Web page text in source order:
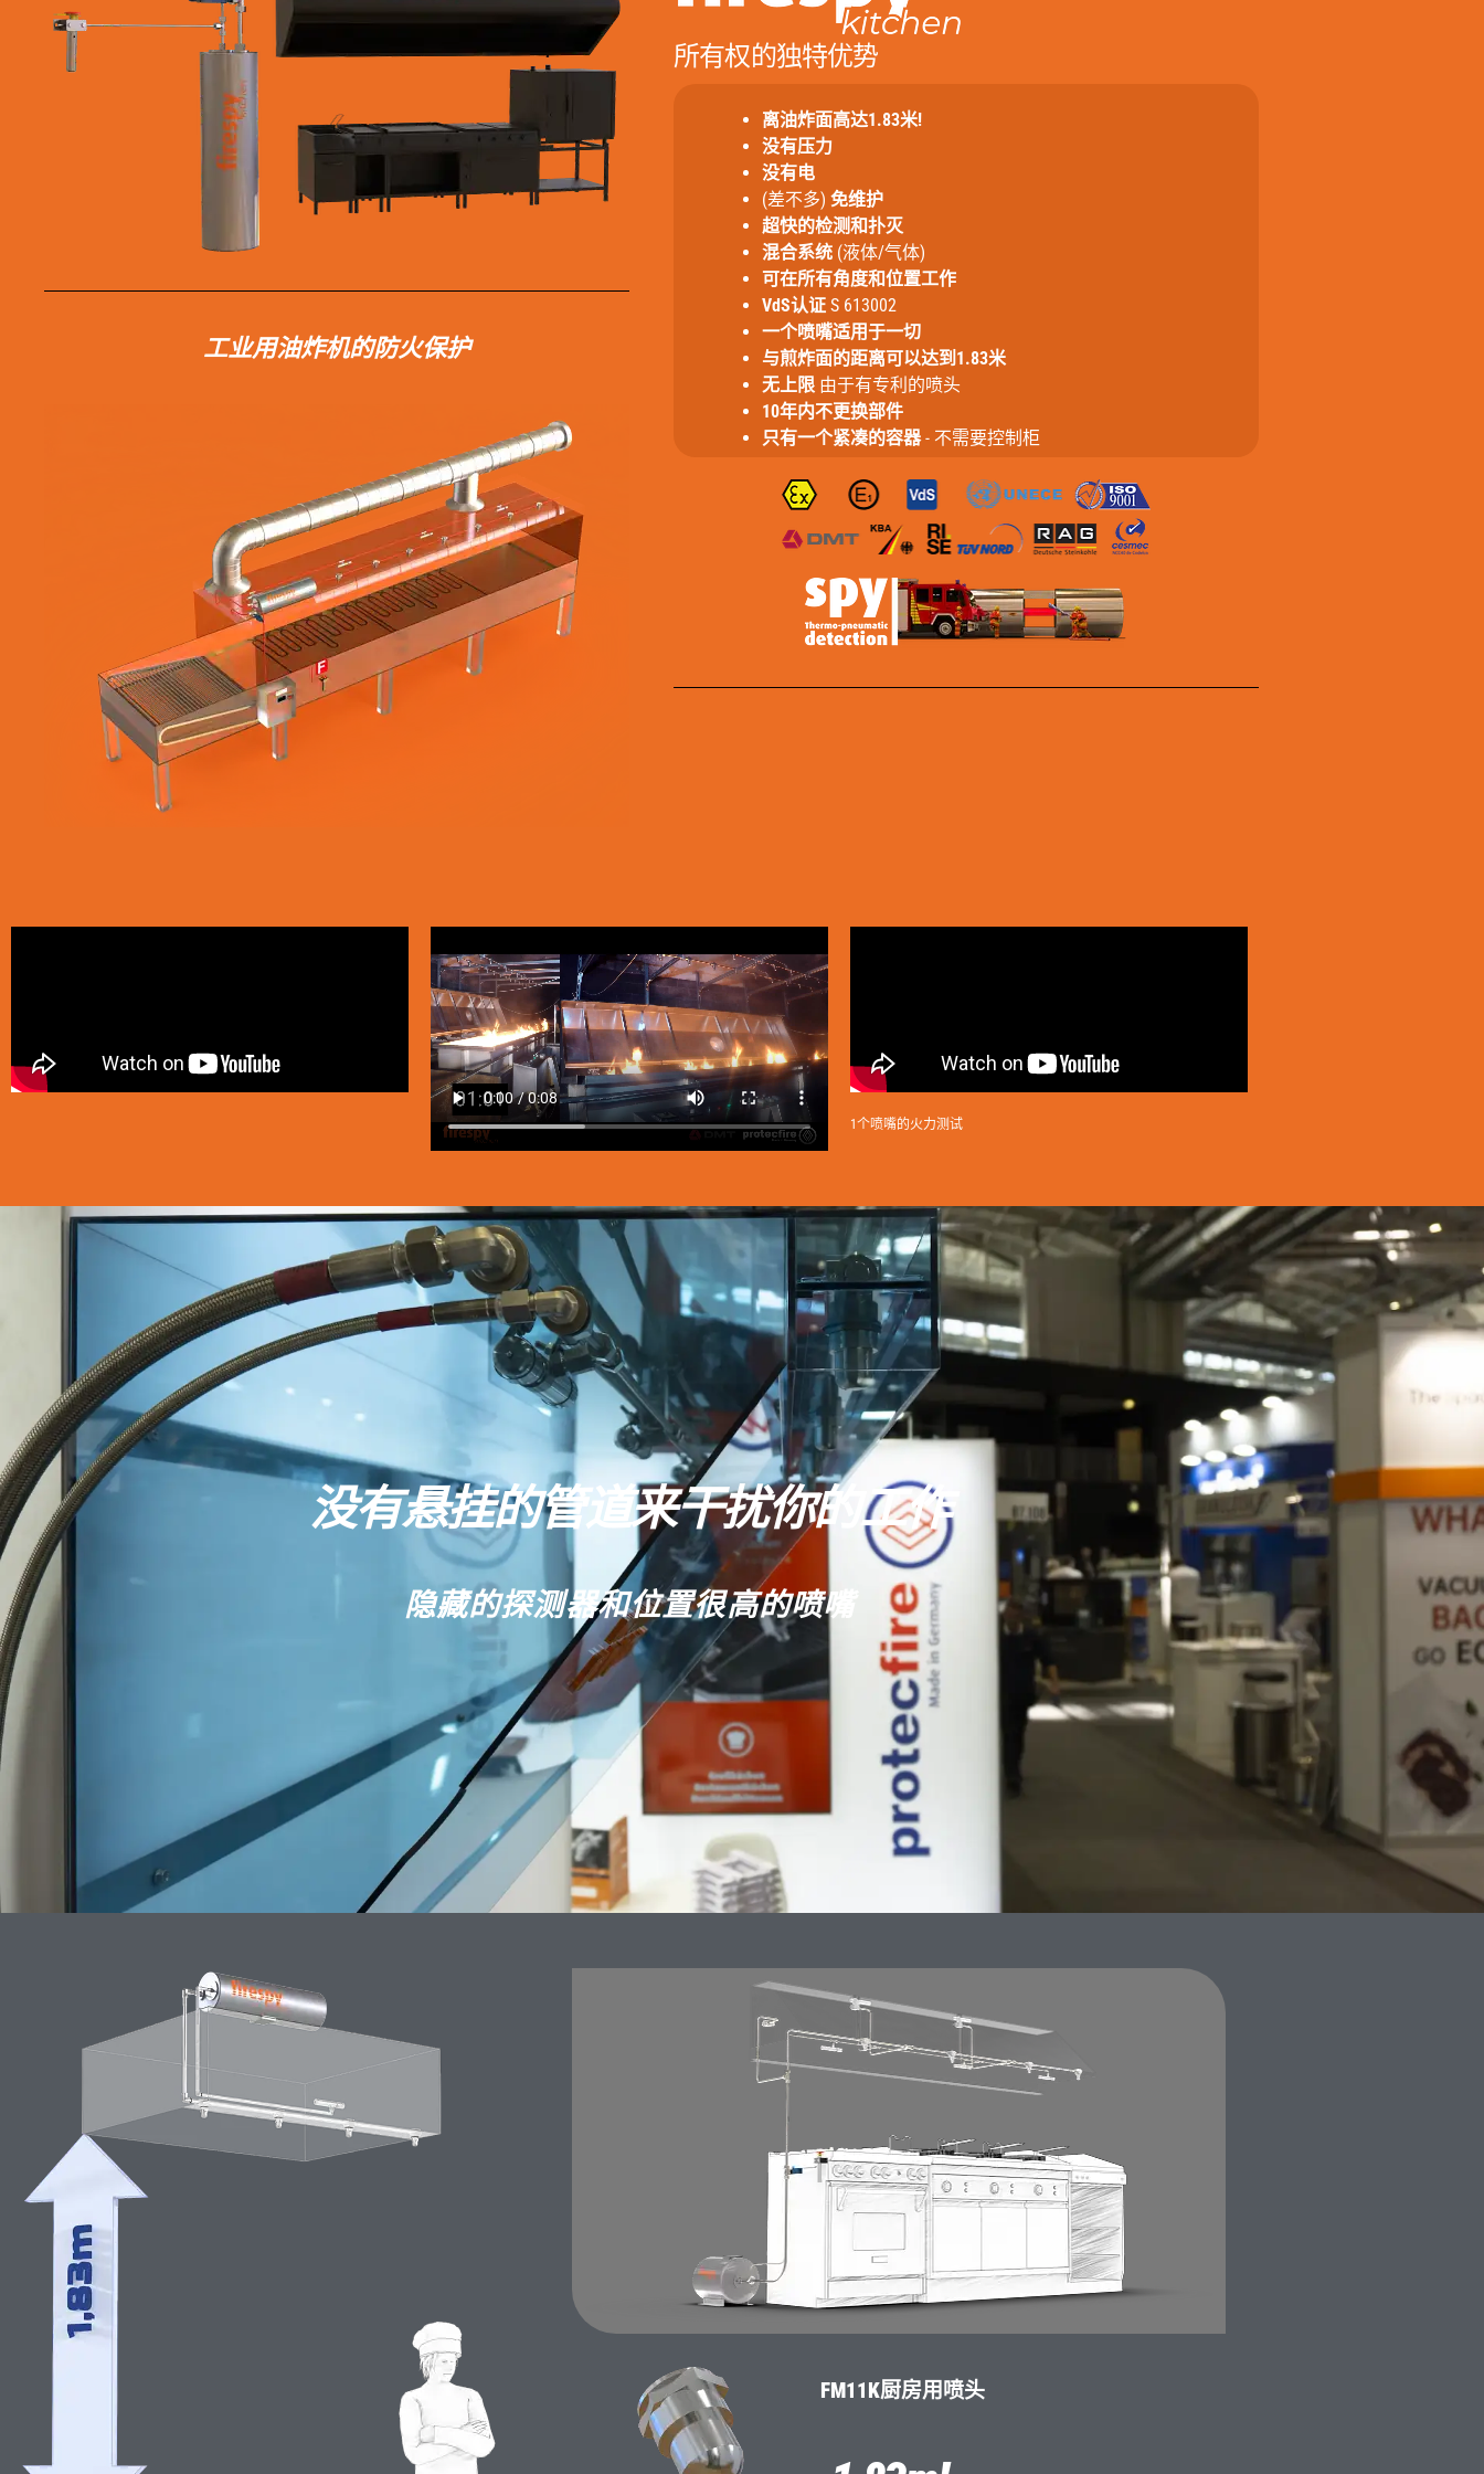
工业用油炸机的防火保护
所有权的独特优势
离油炸面高达1.83米!
没有压力
没有电
(差不多) 免维护
超快的检测和扑灭
混合系统 (液体/气体)
可在所有角度和位置工作
VdS认证 S 613002
一个喷嘴适用于一切
与煎炸面的距离可以达到1.83米
无上限 由于有专利的喷头
10年内不更换部件
只有一个紧凑的容器 - 不需要控制柜
1个喷嘴的火力测试
没有悬挂的管道来干扰你的工作
隐藏的探测器和位置很高的喷嘴
FM11K厨房用喷头